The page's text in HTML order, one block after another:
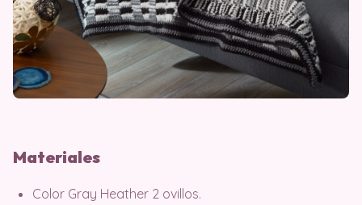
Materiales
Color Gray Heather 2 ovillos.